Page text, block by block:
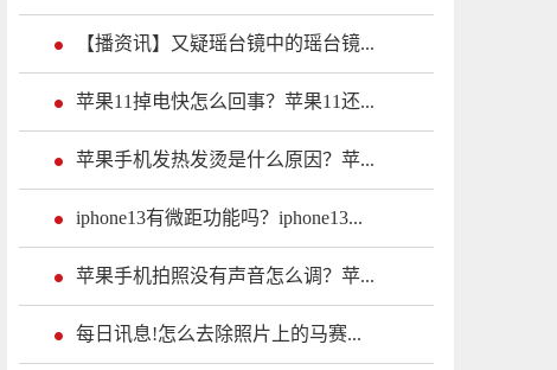
【播资讯】又疑瑶台镜中的瑶台镜...
苹果11掉电快怎么回事？苹果11还...
苹果手机发热发烫是什么原因？苹...
iphone13有微距功能吗？iphone13...
苹果手机拍照没有声音怎么调？苹...
每日讯息!怎么去除照片上的马赛...